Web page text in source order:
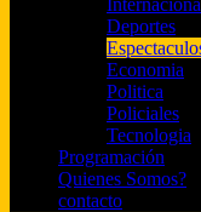
Deportes
Economia
Politica
Policiales
Tecnologia
Programación
Quienes Somos?
contacto